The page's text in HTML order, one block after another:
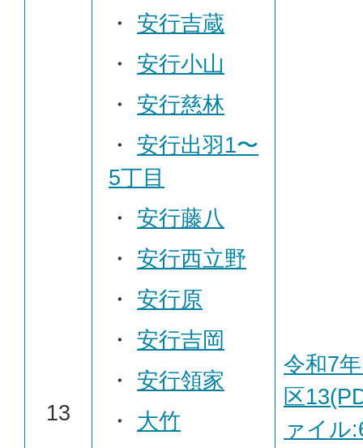
13
・ 安行吉蔵
・ 安行小山
・ 安行慈林
・ 安行出羽1〜
5丁目
・ 安行藤八
・ 安行西立野
・ 安行原
・ 安行吉岡
・ 安行領家
・ 大竹
令和7
区
ァイル